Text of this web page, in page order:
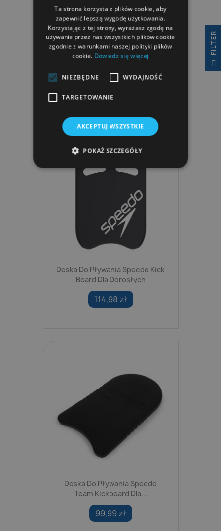
Deska Do Pływania Speedo
98,99 zł
Deska Do Pływania Speedo Kick
Board Dla Dorosłych
114,98 zł
Deska Do Pływania Speedo
Team Kickboard Dla...
99,99 zł
R
Ta strona korzysta z plików cookie, aby
zapewnić lepszą wygodę użytkowania.
Korzystając z tej strony, wyrażasz zgodę na
używanie przez nas wszystkich plików cookie
zgodnie z warunkami naszej polityki plików
cookie. Dowiedz się więcej
NIEZBĘDNE WYDAJNOŚĆ
TARGETOWANIE
AKCEPTUJ WSZYSTKIE
POKAŻ SZCZEGÓŁY